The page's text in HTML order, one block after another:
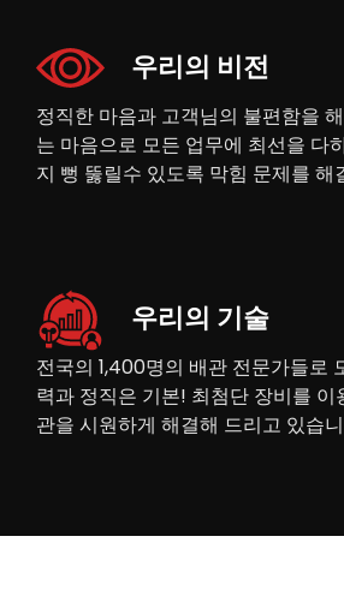
우리의 비전
정직한 마음과 고객님의 불편함을
는 마음으로 모든 업무에 최선을 다
지 뻥 뚫릴수 있도록 막힘 문제를 해
우리의 기술
전국의 1,400명의 배관 전문가들로
력과 정직은 기본! 최첨단 장비를 이
관을 시원하게 해결해 드리고 있습